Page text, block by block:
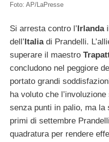
Foto: AP/LaPresse
Si arresta contro l’ Irlanda
dell’ Italia di Prandelli.
superare il maestro
concludono nel peggiore
portato grandi
ha voluto che
senza punti in palio, ma la
primi di settembre
quadratura per rendere